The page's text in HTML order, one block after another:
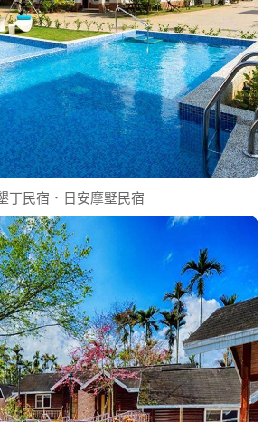
丁民宿．日安摩墅民宿